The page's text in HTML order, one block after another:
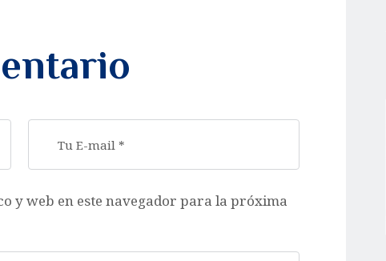
y web en este navegador para la próxima